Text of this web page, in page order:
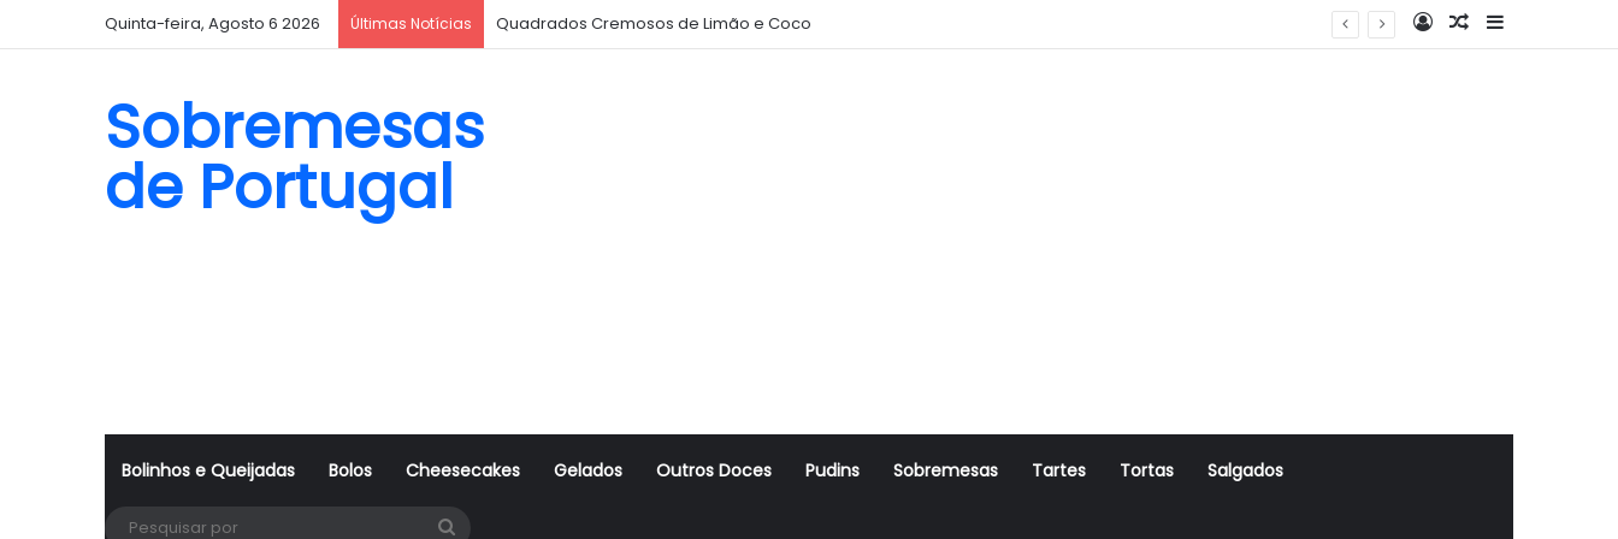
Quinta-feira, Agosto 6 2026 Últimas Notícias Quadrados Cremosos de Limão e Coco Log InArtigo Aleatório
Sidebar
Sobremesas
de Portugal
Bolinhos e Queijadas Bolos Cheesecakes Gelados Outros Doces Pudins Sobremesas Tartes Tortas Salgados